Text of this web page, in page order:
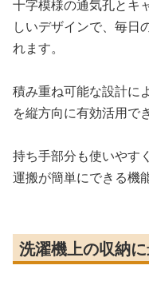
十字模様の通気孔とキ
しいデザインで、毎日
れます。
積み重ね可能な設計に
を縦方向に有効活用で
持ち手部分も使いやす
運搬が簡単にできる機
洗濯機上の収納